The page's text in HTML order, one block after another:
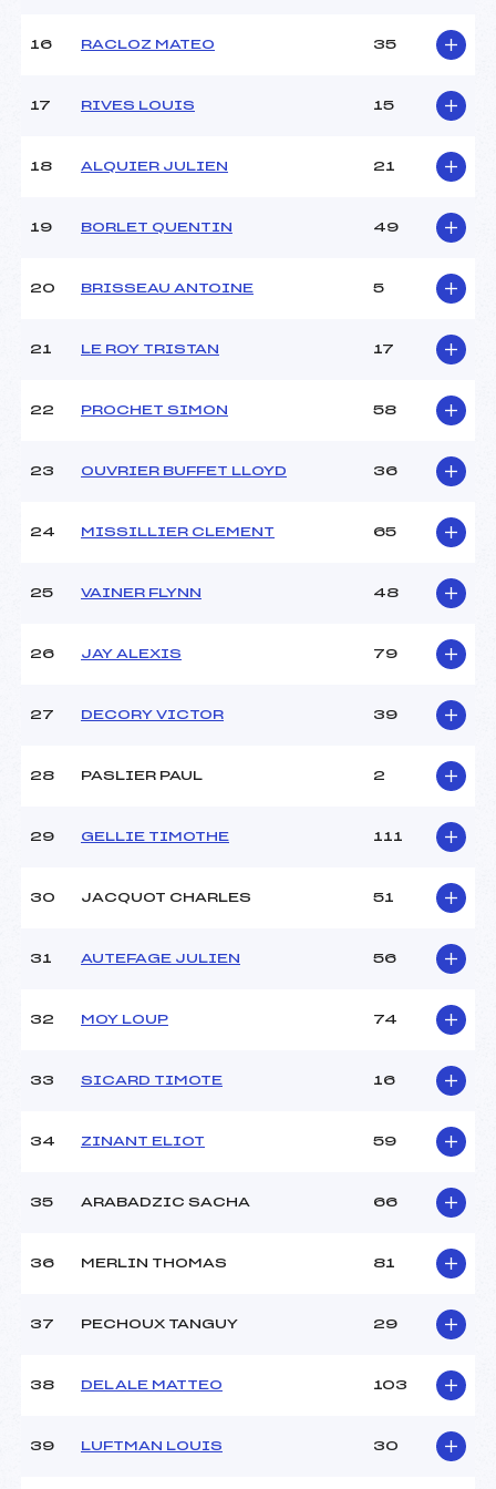
Pénalité appliquée :
80.9200
16 RACLOZ MATEO 35
17 RIVES LOUIS 15
18 ALQUIER JULIEN 21
19 BORLET QUENTIN 49
20 BRISSEAU ANTOINE 5
21 LE ROY TRISTAN 17
22 PROCHET SIMON 58
23 OUVRIER BUFFET LLOYD 36
24 MISSILLIER CLEMENT 65
25 VAINER FLYNN 48
26 JAY ALEXIS 79
27 DECORY VICTOR 39
28 PASLIER PAUL 2
29 GELLIE TIMOTHE 111
30 JACQUOT CHARLES 51
31 AUTEFAGE JULIEN 56
32 MOY LOUP 74
33 SICARD TIMOTE 16
34 ZINANT ELIOT 59
35 ARABADZIC SACHA 66
36 MERLIN THOMAS 81
37 PECHOUX TANGUY 29
38 DELALE MATTEO 103
39 LUFTMAN LOUIS 30